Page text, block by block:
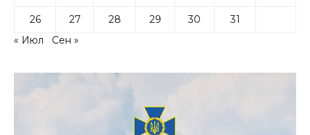
26 27 28 29 30
31
« Июл
Сен »